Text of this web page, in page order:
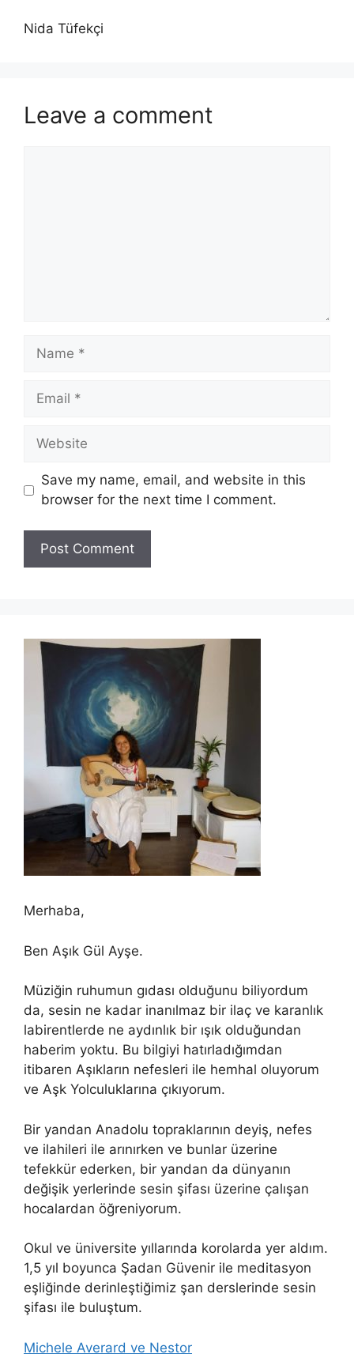
Nida Tüfekçi
Leave a comment
Name
Email
Website
Save my name, email, and website in this
browser for the next time I comment.
Merhaba,
Ben Aşık Gül Ayşe.
Müziğin ruhumun gıdası olduğunu biliyordum
da, sesin ne kadar inanılmaz bir ilaç ve karanlık
labirentlerde ne aydınlık bir ışık olduğundan
haberim yoktu. Bu bilgiyi hatırladığımdan
itibaren Aşıkların nefesleri ile hemhal oluyorum
ve Aşk Yolculuklarına çıkıyorum.
Bir yandan Anadolu topraklarının deyiş, nefes
ve ilahileri ile arınırken ve bunlar üzerine
tefekkür ederken, bir yandan da dünyanın
değişik yerlerinde sesin şifası üzerine çalışan
hocalardan öğreniyorum.
Okul ve üniversite yıllarında korolarda yer aldım.
1,5 yıl boyunca Şadan Güvenir ile meditasyon
eşliğinde derinleştiğimiz şan derslerinde sesin
şifası ile buluştum.
Michele Averard ve Nestor